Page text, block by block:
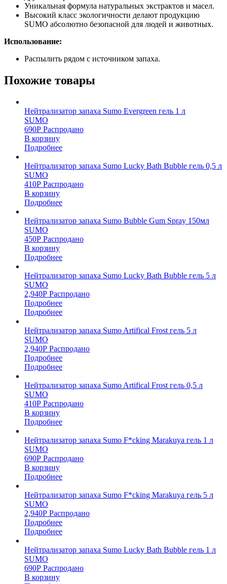
Уникальная формула натуральных экстрактов и масел.
Высокий класс экологичности делают продукцию
SUMO абсолютно безопасной для людей и животных.
Использование:
Распылить рядом с источником запаха.
Похожие товары
Нейтрализатор запаха Sumo Evergreen гель 1 л
SUMO
690Р Распродано
В корзину
Подробнее
Нейтрализатор запаха Sumo Lucky Bath Bubble гель 0,5 л
SUMO
410Р Распродано
В корзину
Подробнее
Нейтрализатор запаха Sumo Bubble Gum Spray 150мл
SUMO
450Р Распродано
В корзину
Подробнее
Нейтрализатор запаха Sumo Lucky Bath Bubble гель 5 л
SUMO
2,940Р Распродано
Подробнее
Подробнее
Нейтрализатор запаха Sumo Artifical Frost гель 5 л
SUMO
2,940Р Распродано
Подробнее
Подробнее
Нейтрализатор запаха Sumo Artifical Frost гель 0,5 л
SUMO
410Р Распродано
В корзину
Подробнее
Нейтрализатор запаха Sumo F*cking Marakuya гель 1 л
SUMO
690Р Распродано
В корзину
Подробнее
Нейтрализатор запаха Sumo F*cking Marakuya гель 5 л
SUMO
2,940Р Распродано
Подробнее
Подробнее
Нейтрализатор запаха Sumo Lucky Bath Bubble гель 1 л
SUMO
690Р Распродано
В корзину